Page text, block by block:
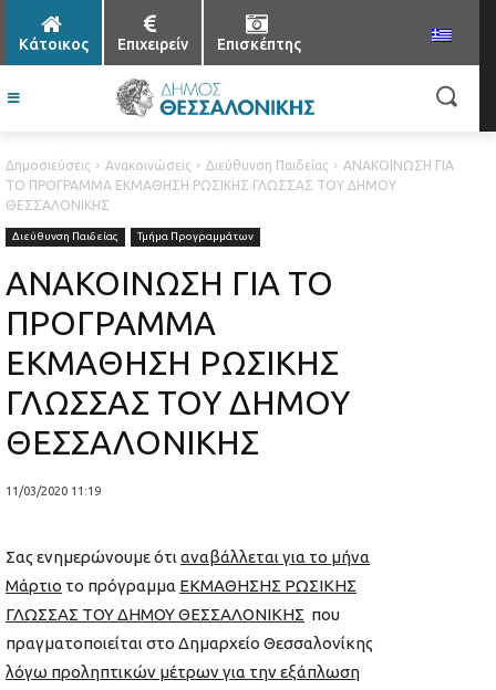
Κάτοικος Επιχειρείν Επισκέπτης
Δημοσιεύσεις Ανακοινώσεις Διεύθυνση Παιδείας
ΑΝΑΚΟΙΝΩΣΗ ΓΙΑ
ΤΟ ΠΡΟΓΡΑΜΜΑ ΕΚΜΑΘΗΣΗ ΡΩΣΙΚΗΣ ΓΛΩΣΣΑΣ ΤΟΥ ΔΗΜΟΥ
ΘΕΣΣΑΛΟΝΙΚΗΣ
Διεύθυνση Παιδείας Τμήμα Προγραμμάτων
ΑΝΑΚΟΙΝΩΣΗ ΓΙΑ ΤΟ
ΠΡΟΓΡΑΜΜΑ
ΕΚΜΑΘΗΣΗ ΡΩΣΙΚΗΣ
ΓΛΩΣΣΑΣ ΤΟΥ ΔΗΜΟΥ
ΘΕΣΣΑΛΟΝΙΚΗΣ
11/03/2020 11:19
Σας ενημερώνουμε ότι αναβάλλεται για το μήνα
Μάρτιο το πρόγραμμα ΕΚΜΑΘΗΣΗΣ ΡΩΣΙΚΗΣ
ΓΛΩΣΣΑΣ ΤΟΥ ΔΗΜΟΥ ΘΕΣΣΑΛΟΝΙΚΗΣ που
πραγματοποιείται στο Δημαρχείο Θεσσαλονίκης
λόγω προληπτικών μέτρων για την εξάπλωση